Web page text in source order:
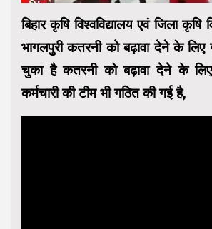
बिहार कृषि विश्वविद्यालय एवं जिला
भागलपुरी कतरनी को बढ़ावा देने के
चुका है कतरनी को बढ़ावा देने के
कर्मचारी की टीम भी गठित की गई है,